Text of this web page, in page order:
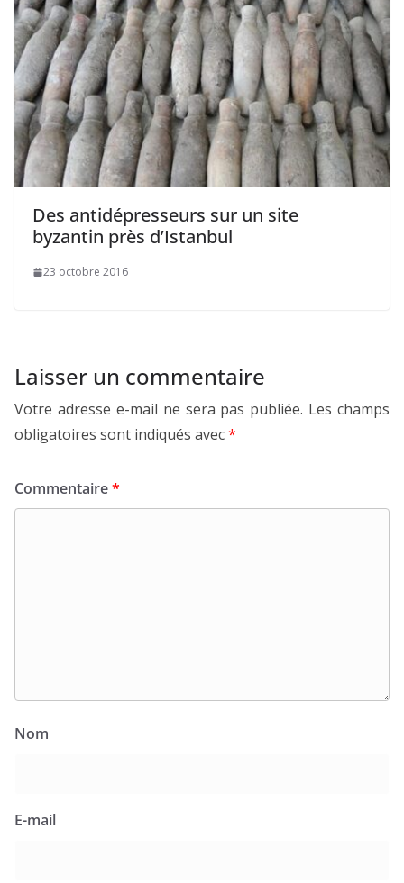
Des antidépresseurs sur un site
byzantin près d’Istanbul
23 octobre 2016
Laisser un commentaire
Votre adresse e-mail ne sera pas publiée. Les champs
obligatoires sont indiqués avec*
Commentaire*
Nom
E-mail